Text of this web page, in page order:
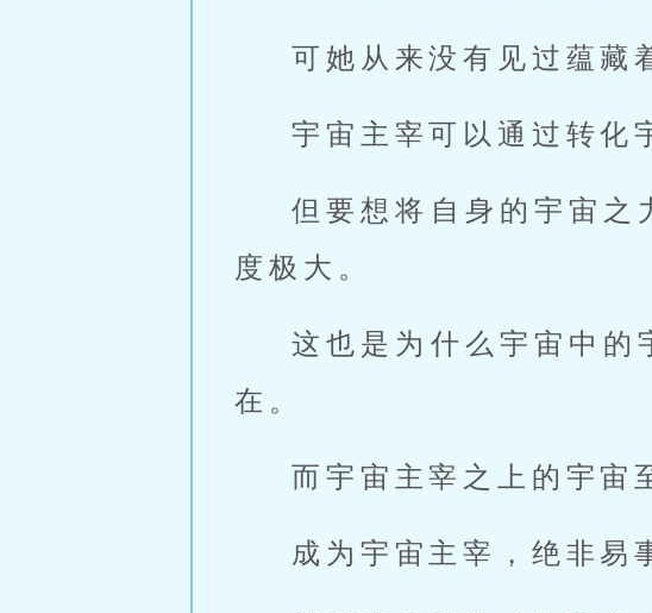
可她从来没有见过蕴藏
宇宙主宰可以通过转化
但要想将自身的宇宙之
度极大。
这也是为什么宇宙中的
在。
而宇宙主宰之上的宇宙
成为宇宙主宰，绝非易